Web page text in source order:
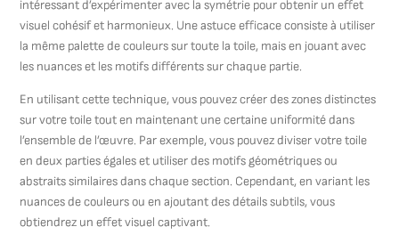
intéressant d’expérimenter avec la symétrie pour obtenir un effet
visuel cohésif et harmonieux. Une astuce efficace consiste à utiliser
la même palette de couleurs sur toute la toile, mais en jouant avec
les nuances et les motifs différents sur chaque partie.
En utilisant cette technique, vous pouvez créer des zones distinctes
sur votre toile tout en maintenant une certaine uniformité dans
l’ensemble de l’œuvre. Par exemple, vous pouvez diviser votre toile
en deux parties égales et utiliser des motifs géométriques ou
abstraits similaires dans chaque section. Cependant, en variant les
nuances de couleurs ou en ajoutant des détails subtils, vous
obtiendrez un effet visuel captivant.